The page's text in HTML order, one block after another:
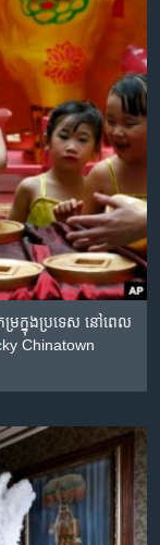
រ​ក្នុង​ប្រទេស​ នៅពេល​
Chinatown